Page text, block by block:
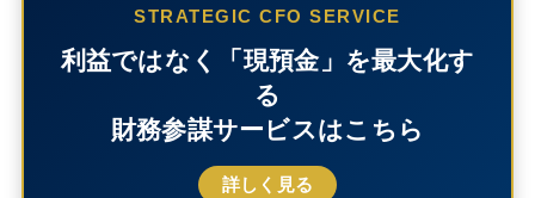
STRATEGIC CFO SERVICE
利益ではなく「現預金」を最大化す
る
財務参謀サービスはこちら
詳しく見る